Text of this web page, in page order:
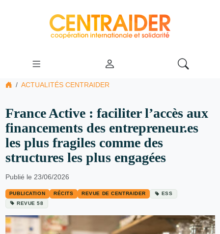
ACTUALITÉS CENTRAIDER
France Active : faciliter l’accès aux
financements des entrepreneur.es
les plus fragiles comme des
structures les plus engagées
Publié le 23/06/2026
PUBLICATION RÉCITS REVUE DE CENTRAIDER
ESS
REVUE 58